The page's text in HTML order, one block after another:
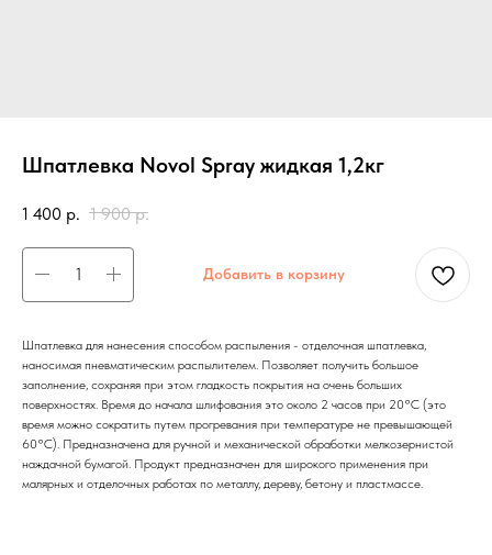
Шпатлевка Novol Spray жидкая 1,2кг
1 400 р. 1 900 р.
Добавить в корзину
Шпатлевка для нанесения способом распыления - отделочная шпатлевка,
наносимая пневматическим распылителем. Позволяет получить большое
заполнение, сохраняя при этом гладкость покрытия на очень больших
поверхностях. Время до начала шлифования это около 2 часов при 20°C (это
время можно сократить путем прогревания при температуре не превышающей
60°C). Предназначена для ручной и механической обработки мелкозернистой
наждачной бумагой. Продукт предназначен для широкого применения при
малярных и отделочных работах по металлу, дереву, бетону и пластмассе.